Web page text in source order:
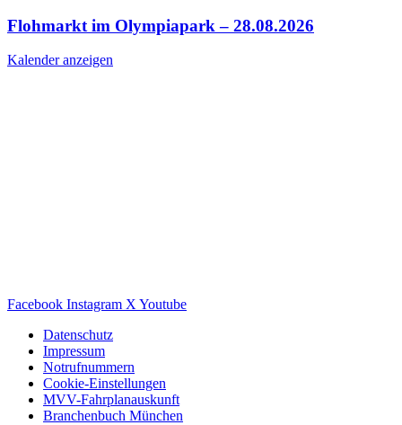
Flohmarkt im Olympiapark – 28.08.2026
Kalender anzeigen
Facebook Instagram XYoutube
Datenschutz
Impressum
Notrufnummern
Cookie-Einstellungen
MVV-Fahrplanauskunft
Branchenbuch München